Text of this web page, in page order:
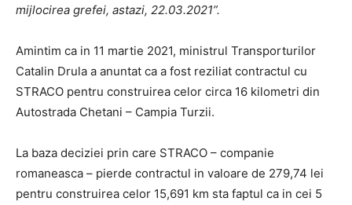
mijlocirea grefei, astazi, 22.03.2021”.
Amintim ca in 11 martie 2021, ministrul Transporturilor
Catalin Drula a anuntat ca a fost reziliat contractul cu
STRACO pentru construirea celor circa 16 kilometri din
Autostrada Chetani – Campia Turzii.
La baza deciziei prin care STRACO – companie
romaneasca – pierde contractul in valoare de 279,74 lei
pentru construirea celor 15,691 km sta faptul ca in cei 5